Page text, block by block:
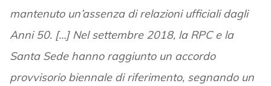
mantenuto un’assenza di relazioni ufficiali dagli
Anni 50. […] Nel settembre 2018, la RPC e la
Santa Sede hanno raggiunto un accordo
provvisorio biennale di riferimento, segnando un